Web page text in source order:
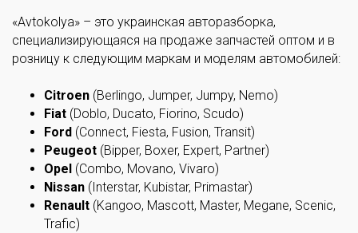
«Avtokolya» – это украинская авторазборка,
специализирующаяся на продаже запчастей оптом и в
розницу к следующим маркам и моделям автомобилей:
Citroen (Berlingo, Jumper, Jumpy, Nemo)
Fiat (Doblo, Ducato, Fiorino, Scudo)
Ford (Connect, Fiesta, Fusion, Transit)
Peugeot (Bipper, Boxer, Expert, Partner)
Opel (Combo, Movano, Vivaro)
Nissan (Interstar, Kubistar, Primastar)
Renault (Kangoo, Mascott, Master, Megane, Scenic,
Trafic)